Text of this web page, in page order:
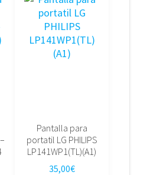
Pantalla para
portatil LG PHILIPS
LP141WP1(TL)(A1)
35,00€